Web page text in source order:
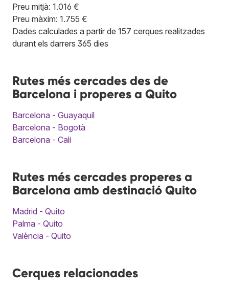
Preu mitjà: 1.016 €
Preu màxim: 1.755 €
Dades calculades a partir de 157 cerques realitzades
durant els darrers 365 dies
Rutes més cercades des de
Barcelona i properes a Quito
Barcelona - Guayaquil
Barcelona - Bogotà
Barcelona - Cali
Rutes més cercades properes a
Barcelona amb destinació Quito
Madrid - Quito
Palma - Quito
València - Quito
Cerques relacionades